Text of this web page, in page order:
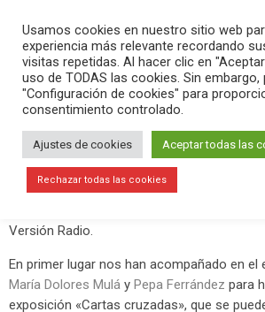
search
abril 24, 2019
María Dolores Mulá,
y Juanjo Rodríguez
por Versión Radio
Versión Radio.
En primer lugar nos han acompañado en el
María Dolores Mulá y Pepa Ferrández para
exposición «Cartas cruzadas», que se
Usamos cookies en nuestro sitio web
experiencia más relevante recordando
visitas repetidas. Al hacer clic en
uso de TODAS las cookies. Sin embargo,
"Configuración de cookies" para
consentimiento controlado.
Ajustes de cookies Aceptar todas las
Rechazar todas las cookies